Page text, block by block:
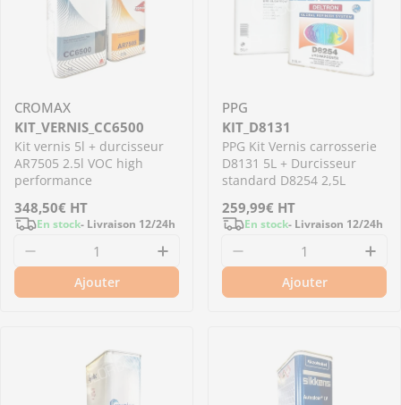
CROMAX
KIT_VERNIS_CC6500
Kit vernis 5l + durcisseur
AR7505 2.5l VOC high
performance
Prix
régulier
348,50€ HT
En stock- Livraison 12/24h
Diminuer la quantité pour Kit vernis 5l +
Augmenter la quantité pour
Ajouter
PPG
KIT_D8131
PPG Kit Vernis carrosserie
D8131 5L + Durcisseur
standard D8254 2,5L
Prix
régulier
259,99€ HT
En stock- Livraison 12/24h
Diminuer la
Ajouter